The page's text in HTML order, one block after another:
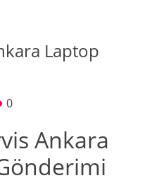
Laptop
0
Ankara